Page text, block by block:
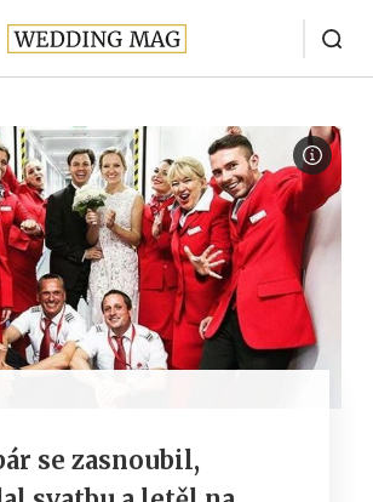
se zasnoubil,